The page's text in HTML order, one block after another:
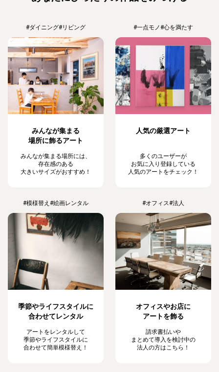
#ダイニング#リビング
みんなが集まる
場所に飾るアート
みんなが集まる場所には、
存在感のある
大きいサイズがおすすめ！
#一点モノ#心を満たす
人気の厳選アート
多くのユーザーが
お気に入り登録している
人気のアートをチェック！
#模様替え #絵画レンタル
季節やライフスタイルに
合わせてレンタル
アートをレンタルして
季節やライフスタイルに
合わせて簡単模様替え！
#オフィス#法人
オフィスやお店に
アートを飾る
請求書払いや
まとめて導入を検討中の
法人の方はこちら！